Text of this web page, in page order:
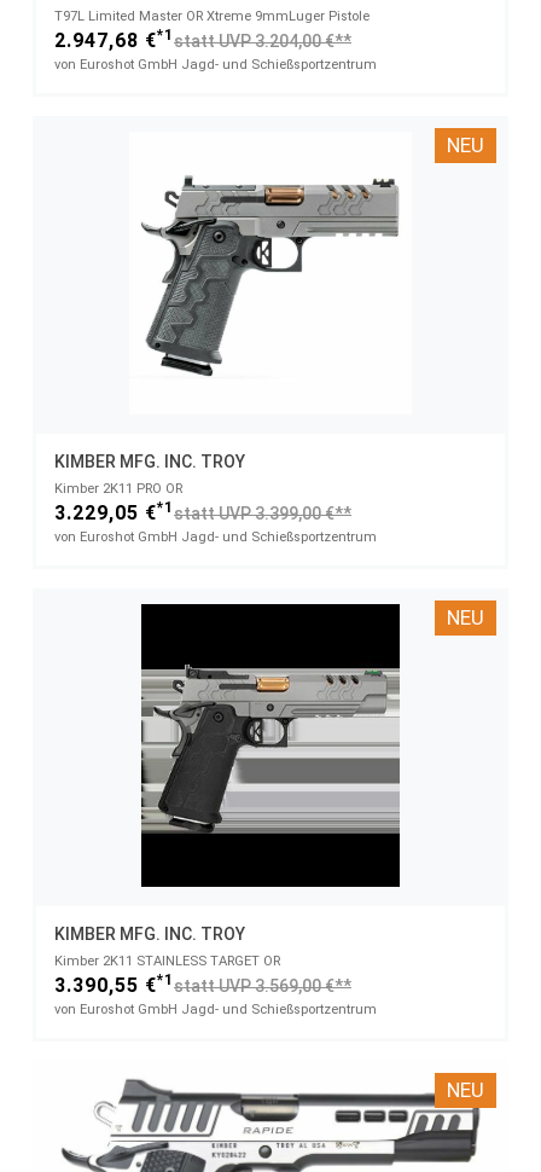
T97L Limited Master OR Xtreme​ 9mmLuger Pistole
2.947,68 €*1 statt UVP 3.204,00 €**
von Euroshot GmbH Jagd- und Schießsportzentrum
NEU
KIMBER MFG. INC. TROY
Kimber 2K11 PRO OR
3.229,05 €*1 statt UVP 3.399,00 €**
von Euroshot GmbH Jagd- und Schießsportzentrum
NEU
KIMBER MFG. INC. TROY
Kimber 2K11 STAINLESS TARGET OR
3.390,55 €*1 statt UVP 3.569,00 €**
von Euroshot GmbH Jagd- und Schießsportzentrum
NEU